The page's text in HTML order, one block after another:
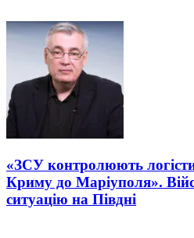
«ЗСУ контролюють
Криму до Маріуполя».
ситуацію на Півдні